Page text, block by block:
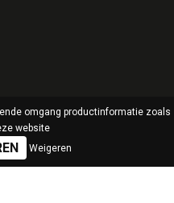
omgang productinformatie zoals
website
Weigeren